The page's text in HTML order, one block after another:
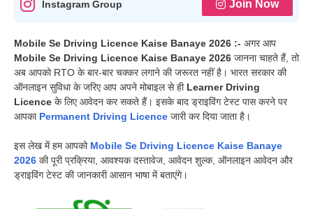
Instagram Group Join Now
Mobile Se Driving Licence Kaise Banaye 2026 :- अगर आप
Mobile Se Driving Licence Kaise Banaye 2026 जानना चाहते हैं, तो
अब आपको RTO के बार-बार चक्कर लगाने की जरूरत नहीं है। भारत सरकार की
ऑनलाइन सुविधा के जरिए आप अपने मोबाइल से ही Learner Driving
Licence के लिए आवेदन कर सकते हैं। इसके बाद ड्राइविंग टेस्ट पास करने पर
आपका Permanent Driving Licence जारी कर दिया जाता है।
इस लेख में हम आपको Mobile Se Driving Licence Kaise Banaye
2026 की पूरी प्रक्रिया, आवश्यक दस्तावेज, आवेदन शुल्क, ऑनलाइन आवेदन और
ड्राइविंग टेस्ट की जानकारी आसान भाषा में बताएंगे।